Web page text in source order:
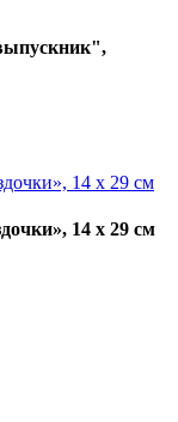
14 х 29 см